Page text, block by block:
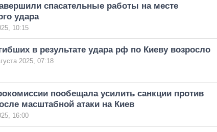
спасательные работы на месте
удара
10:15
в результате удара рф по Киеву возросло
2025, 07:18
пообещала усилить санкции против
масштабной атаки на Киев
16:00